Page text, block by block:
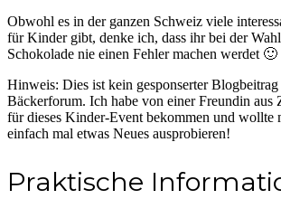
Obwohl es in der ganzen Schweiz viele
für Kinder gibt, denke ich, dass ihr bei der
Schokolade nie einen Fehler machen werdet 🙂
Hinweis: Dies ist kein gesponserter
Bäckerforum. Ich habe von einer Freundin aus
für dieses Kinder-Event bekommen und wollte
einfach mal etwas Neues ausprobieren!
Praktische